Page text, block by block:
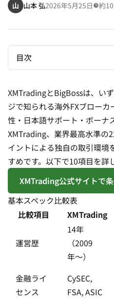
山 山本 弘2026年5月25日 約
目次
XMTradingとBigBossは、い
ジで知られる海外FXブロー
性・日本語サポート・ボーナ
XMTrading、業界最高水準の
イントによる独自の取引環境
すめです。以下で10項目を詳
XMTrading公式サイトで
基本スペック比較表
比較項目
XMTrading
運営歴
14年
（2009
年〜）
金融ライ
センス
CySEC,
FSA, ASIC